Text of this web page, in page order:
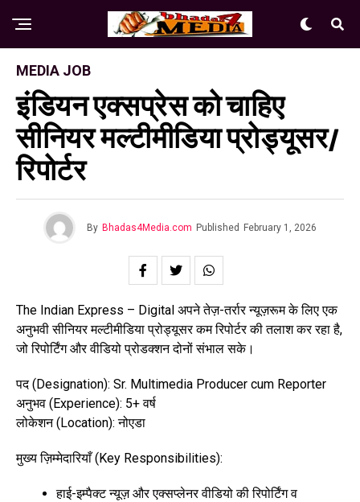
MEDIA JOB
इंडियन एक्सप्रेस को चाहिए
सीनियर मल्टीमीडिया प्रोड्यूसर/
रिपोर्टर
By Bhadas4Media.com Published February 1, 2026
The Indian Express – Digital अपने तेज़-तर्रार न्यूज़रूम के लिए एक
अनुभवी सीनियर मल्टीमीडिया प्रोड्यूसर कम रिपोर्टर की तलाश कर रहा है,
जो रिपोर्टिंग और वीडियो प्रोडक्शन दोनों संभाल सके।
पद (Designation): Sr. Multimedia Producer cum Reporter
अनुभव (Experience): 5+ वर्ष
लोकेशन (Location): नोएडा
मुख्य ज़िम्मेदारियाँ (Key Responsibilities):
हाई-इम्पैक्ट न्यूज़ और एक्सप्लेनर वीडियो की रिपोर्टिंग व